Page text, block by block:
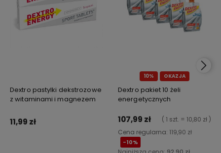
Dextro pastylki dekstrozowe
z witaminami i magnezem
11,99 zł
10% OKAZJA
Dextro pakiet 10 żeli
energetycznych
107,99 zł
( 1 szt. = 10,80 zł )
Cena regularna: 119,90 zł
-10%